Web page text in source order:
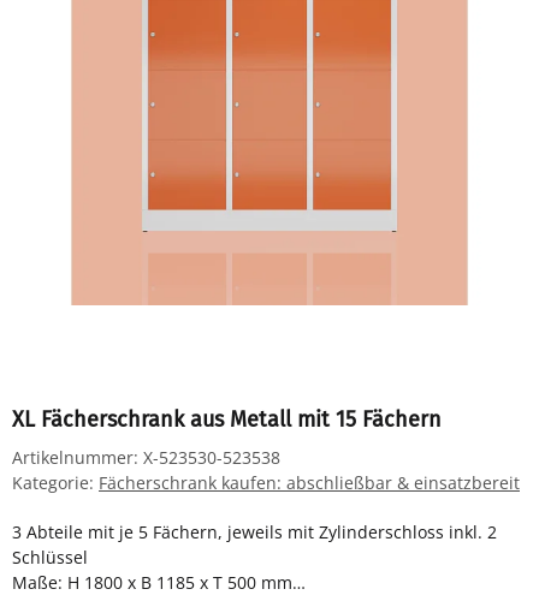
XL Fächerschrank aus Metall mit 15 Fächern
Artikelnummer: X-523530-523538
Kategorie: Fächerschrank kaufen: abschließbar & einsatzbereit
3 Abteile mit je 5 Fächern, jeweils mit Zylinderschloss inkl. 2
Schlüssel
Maße: H 1800 x B 1185 x T 500 mm